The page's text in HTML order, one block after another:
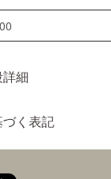
詳細
づく表記